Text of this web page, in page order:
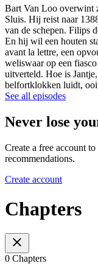
Bart Van Loo overwint
Sluis. Hij reist naar
van de schepen. Filips
En hij wil een houten
avant la lettre, een
weliswaar op een
uitverteld. Hoe is
belfortklokken luidt,
See all episodes
Never lose
Create a free account
recommendations.
Create account
Chapters
0 Chapters